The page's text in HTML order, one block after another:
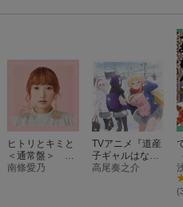
ヒトリとキミと
＜通常盤＞ TV
アニメ「天才王
南條愛乃
TVアニメ『道産
子ギャルはなま
らめんこい』オ
高尾奏之介